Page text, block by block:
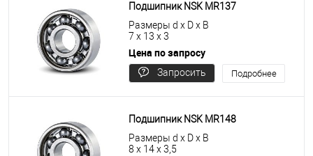
Подшипник NSK MR137
Размеры d x D x B
7 x 13 x 3
Цена по запросу
Запросить
Подробнее
Подшипник NSK MR148
Размеры d x D x B
8 x 14 x 3,5